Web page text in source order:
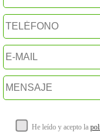
He leído y acepto la